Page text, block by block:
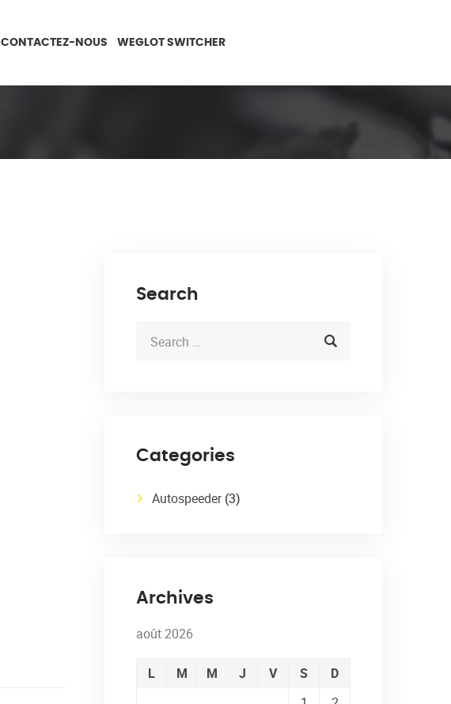
CONTACTEZ-NOUS WEGLOT SWITCHER
Search
Categories
Autospeeder(3)
Archives
août 2026
L M M J V S
D